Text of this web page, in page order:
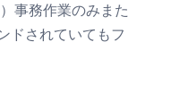
事務作業のみまた
ドされていてもフ